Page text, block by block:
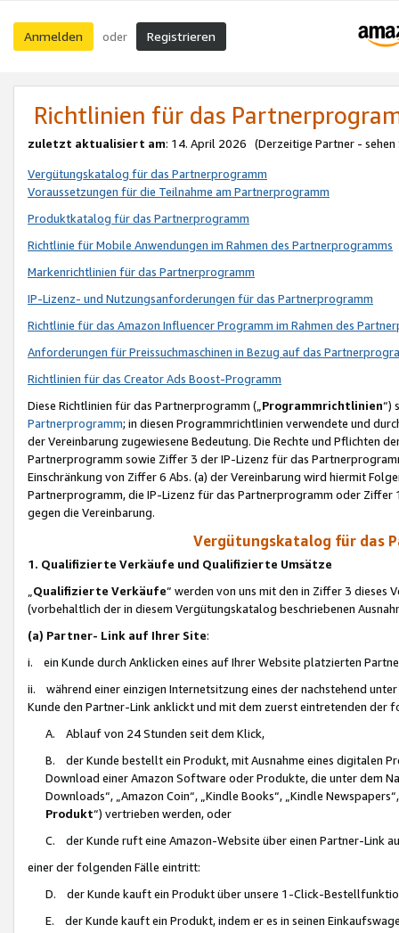
Anmelden oder Registrieren
Richtlinien für das
zuletzt aktualisiert am: 14. April 2026 (Derzeitige Partner - sehen
Vergütungskatalog für das Partnerprogramm
Voraussetzungen für die Teilnahme am Partnerprogramm
Produktkatalog für das Partnerprogramm
Richtlinie für Mobile Anwendungen im Rahmen des Partnerprogramms
Markenrichtlinien für das Partnerprogramm
IP-Lizenz- und Nutzungsanforderungen für das Partnerprogramm
Richtlinie für das Amazon Influencer Programm im Rahmen des
Anforderungen für Preissuchmaschinen in Bezug auf das
Richtlinien für das Creator Ads Boost-Programm
Diese Richtlinien für das Partnerprogramm („Programmrichtlinien“)
Partnerprogramm; in diesen Programmrichtlinien verwendete und
der Vereinbarung zugewiesene Bedeutung. Die Rechte und Pflichten
Partnerprogramm sowie Ziffer 3 der IP-Lizenz für das
Einschränkung von Ziffer 6 Abs. (a) der Vereinbarung wird hiermit
Partnerprogramm, die IP-Lizenz für das Partnerprogramm oder
gegen die Vereinbarung.
Vergütungskatalog für das
1. Qualifizierte Verkäufe und Qualifizierte Umsätze
Qualifizierte Verkäufe“ werden von uns mit den in Ziffer 3
(vorbehaltlich der in diesem Vergütungskatalog beschriebenen
(a) Partner- Link auf Ihrer Site:
i. ein Kunde durch Anklicken eines auf Ihrer Website platzierten
ii. während einer einzigen Internetsitzung eines der nachstehend
Kunde den Partner-Link anklickt und mit dem zuerst eintretenden der
A. Ablauf von 24 Stunden seit dem Klick,
B. der Kunde bestellt ein Produkt, mit Ausnahme eines digitalen
Download einer Amazon Software oder Produkte, die unter dem
Downloads“, „Amazon Coin“, „Kindle Books“, „Kindle
Produkt“) vertrieben werden, oder
C. der Kunde ruft eine Amazon-Website über einen Partner-Link
einer der folgenden Fälle eintritt:
D. der Kunde kauft ein Produkt über unsere 1-Click-
E. der Kunde kauft ein Produkt, indem er es in seinen